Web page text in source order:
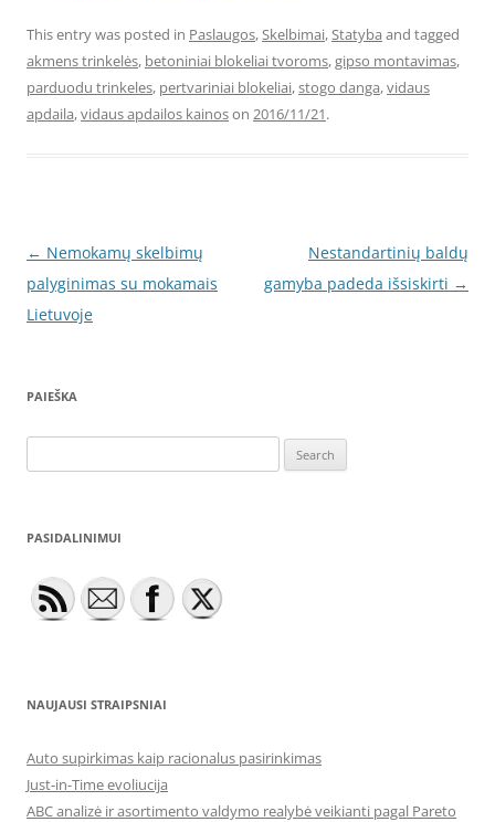
This entry was posted in Paslaugos,Skelbimai,Statyba and tagged
akmens trinkelės, betoniniai blokeliai tvoroms,gipso montavimas,
parduodu trinkeles, pertvariniai blokeliai,stogo danga,vidaus
apdaila,vidaus apdailos kainoson 2016/11/21.
Post
navigation
← Nemokamų skelbimų
palyginimas su mokamais
Lietuvoje
Nestandartinių baldų
gamyba padeda išsiskirti →
PAIEŠKA
for:
PASIDALINIMUI
NAUJAUSI STRAIPSNIAI
Auto supirkimas kaip racionalus pasirinkimas
Just-in-Time evoliucija
ABC analizė ir asortimento valdymo realybė veikianti pagal Pareto